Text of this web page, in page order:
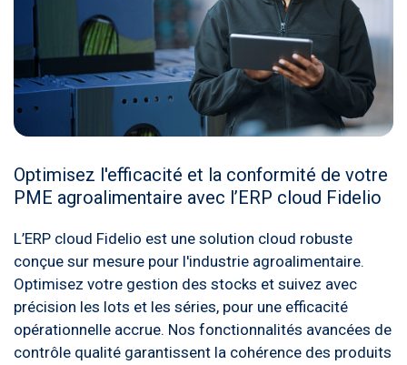
Optimisez l'efficacité et la conformité de votre
PME agroalimentaire avec l’ERP cloud Fidelio
L’ERP cloud Fidelio est une solution cloud robuste
conçue sur mesure pour l'industrie agroalimentaire.
Optimisez votre gestion des stocks et suivez avec
précision les lots et les séries, pour une efficacité
opérationnelle accrue. Nos fonctionnalités avancées de
contrôle qualité garantissent la cohérence des produits